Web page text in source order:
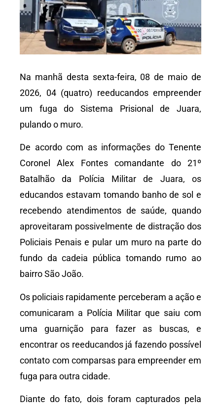
Na manhã desta sexta-feira, 08 de maio de
2026, 04 (quatro) reeducandos empreender
um fuga do Sistema Prisional de Juara,
pulando o muro.
De acordo com as informações do Tenente
Coronel Alex Fontes comandante do 21º
Batalhão da Polícia Militar de Juara, os
educandos estavam tomando banho de sol e
recebendo atendimentos de saúde, quando
aproveitaram possivelmente de distração dos
Policiais Penais e pular um muro na parte do
fundo da cadeia pública tomando rumo ao
bairro São João.
Os policiais rapidamente perceberam a ação e
comunicaram a Polícia Militar que saiu com
uma guarnição para fazer as buscas, e
encontrar os reeducandos já fazendo possível
contato com comparsas para empreender em
fuga para outra cidade.
Diante do fato, dois foram capturados pela